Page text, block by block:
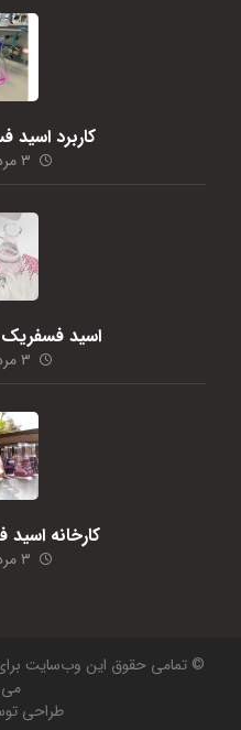
کاربرد
۳ مرداد، ۱۴۰۳
اسید
۳ مرداد، ۱۴۰۳
کارخانه
۳ مرداد، ۱۴۰۳
© تمامی حقوق این وب‌سایت
طراحی